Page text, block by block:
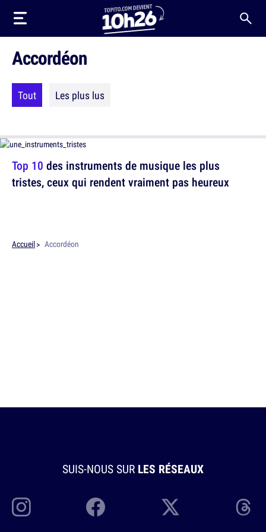
Accordéon
Tout Les plus lus
Top 10 des instruments de musique les plus
tristes, ceux qui rendent vraiment pas heureux
Accueil Accordéon
SUIS-NOUS SUR LES RÉSEAUX